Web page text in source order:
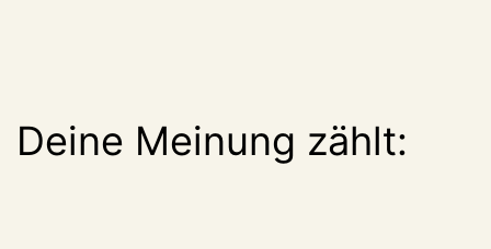
Deine Meinung zählt: